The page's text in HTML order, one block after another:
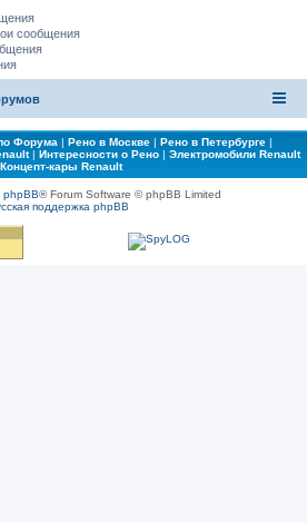
сообщения
Форума | Рено в Москве | Рено в Петербурге |
| Интересности о Рено| Электромобили Renault
Концепт-кары Renault
phpBB® Forum Software © phpBB Limited
поддержка phpBB